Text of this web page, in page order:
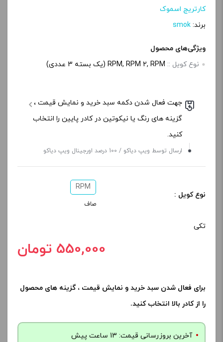
کارتریج اسموک
برند: smok
ویژگی‌های محصول
نوع کویل :: RPM, RPM 2, RPM (یک بسته 3 عددی)
جهت فعال شدن دکمه سبد خرید و نمایش قیمت ،
گزینه های رنگ یا نیکوتین در کادر پایین را انتخاب
کنید.
ارسال توسط ویپ دیاکو / 100 درصد اورجینال ویپ دیاکو
نوع کویل :
RPM
صاف
تکی
550,000 تومان
برای فعال شدن سبد خرید و نمایش قیمت ، گزینه های محصول
را از کادر بالا انتخاب کنید.
آخرین بروزرسانی قیمت: 13 ساعت پیش